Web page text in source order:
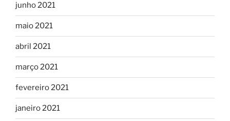
junho 2021
maio 2021
abril 2021
março 2021
fevereiro 2021
janeiro 2021